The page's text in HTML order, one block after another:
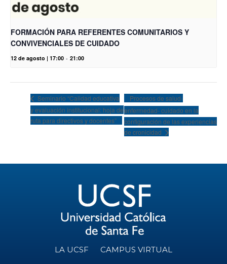
FORMACIÓN PARA REFERENTES COMUNITARIOS Y
CONVIVENCIALES DE CUIDADO
12 de agosto | 17:00 - 21:00
Seminario “Calidad educativa
y evaluación institucional: hoja de
ruta para directivos y docentes”
Procesos de salud-
enfermedad- cuidado en la
configuración de las experiencias
de cronicidad
LA UCSF CAMPUS VIRTUAL